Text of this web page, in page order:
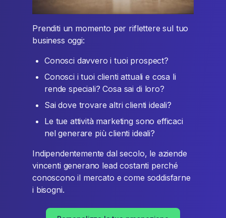
Prenditi un momento per riflettere sul tuo
business oggi:
Conosci davvero i tuoi prospect?
Conosci i tuoi clienti attuali e cosa li
rende speciali? Cosa sai di loro?
Sai dove trovare altri clienti ideali?
Le tue attività marketing sono efficaci
nel generare più clienti ideali?
Indipendentemente dal secolo, le aziende
vincenti generano lead costanti perché
conoscono il mercato e come soddisfarne
i bisogni.